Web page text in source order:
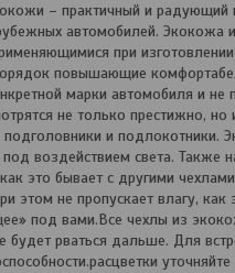
– практичный и радующий
автомобилей.
при
повышающие
марки автомобиля и
не только престижно,
и подлокотники.
воздействием света.
это бывает с другими
этом не пропускает влагу,
под вами.Все чехлы из
будет рваться дальше. Для